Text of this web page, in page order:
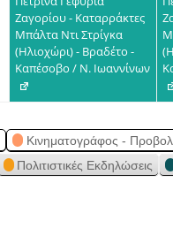
Ζαγορίου - Καταρράκτες
Μπάλτα Ντι Στρίγκα
(Ηλιοχώρι) - Βραδέτο -
Καπέσοβο / Ν. Ιωαννίνων
Κινηματογράφος -
Πολιτιστικές Εκδηλώσεις